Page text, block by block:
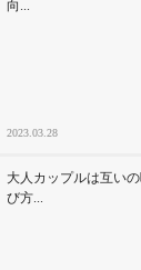
向...
2023.03.28
大人カップルは互い
び方...